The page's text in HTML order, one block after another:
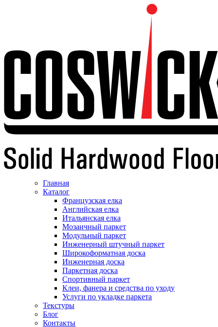
Главная
Каталог
Французская елка
Английская елка
Итальянская елка
Мозаичный паркет
Модульный паркет
Инженерный штучный паркет
Широкоформатная доска
Инженерная доска
Паркетная доска
Спортивный паркет
Клеи, фанера и средства по уходу
Услуги по укладке паркета
Текстуры
Блог
Контакты